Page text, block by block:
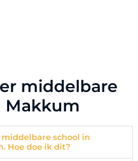
middelbare
Makkum
school in
Hoe doe ik dit?